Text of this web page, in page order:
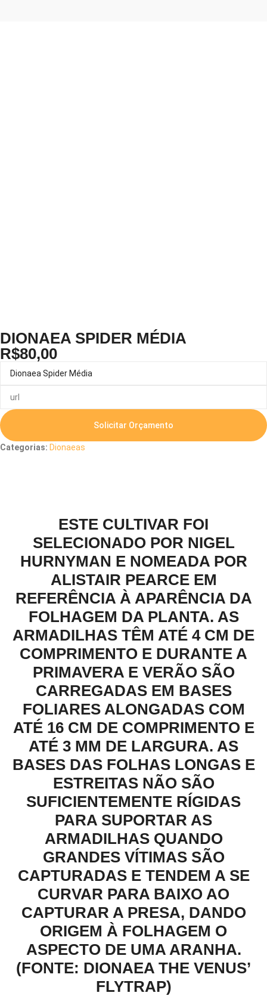
DIONAEA SPIDER MÉDIA
R$80,00
Solicitar Orçamento
Categorias: Dionaeas
ESTE CULTIVAR FOI
SELECIONADO POR NIGEL
HURNYMAN E NOMEADA POR
ALISTAIR PEARCE EM
REFERÊNCIA À APARÊNCIA DA
FOLHAGEM DA PLANTA. AS
ARMADILHAS TÊM ATÉ 4 CM DE
COMPRIMENTO E DURANTE A
PRIMAVERA E VERÃO SÃO
CARREGADAS EM BASES
FOLIARES ALONGADAS COM
ATÉ 16 CM DE COMPRIMENTO E
ATÉ 3 MM DE LARGURA. AS
BASES DAS FOLHAS LONGAS E
ESTREITAS NÃO SÃO
SUFICIENTEMENTE RÍGIDAS
PARA SUPORTAR AS
ARMADILHAS QUANDO
GRANDES VÍTIMAS SÃO
CAPTURADAS E TENDEM A SE
CURVAR PARA BAIXO AO
CAPTURAR A PRESA, DANDO
ORIGEM À FOLHAGEM O
ASPECTO DE UMA ARANHA.
(FONTE: DIONAEA THE VENUS’
FLYTRAP)